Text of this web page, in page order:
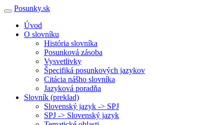
Posunky.sk
Úvod
O slovníku
História slovníka
Posunková zásoba
Vysvetlivky
Špecifiká posunkových jazykov
Citácia nášho slovníka
Jazyková poradňa
Slovník (preklad)
Slovenský jazyk -> SPJ
SPJ -> Slovenský jazyk